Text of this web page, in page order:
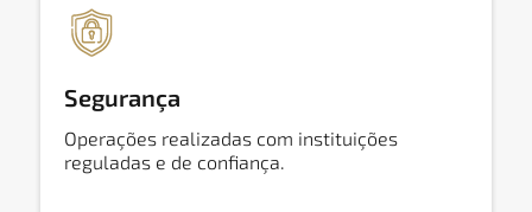
Segurança
Operações realizadas com instituições
reguladas e de confiança.